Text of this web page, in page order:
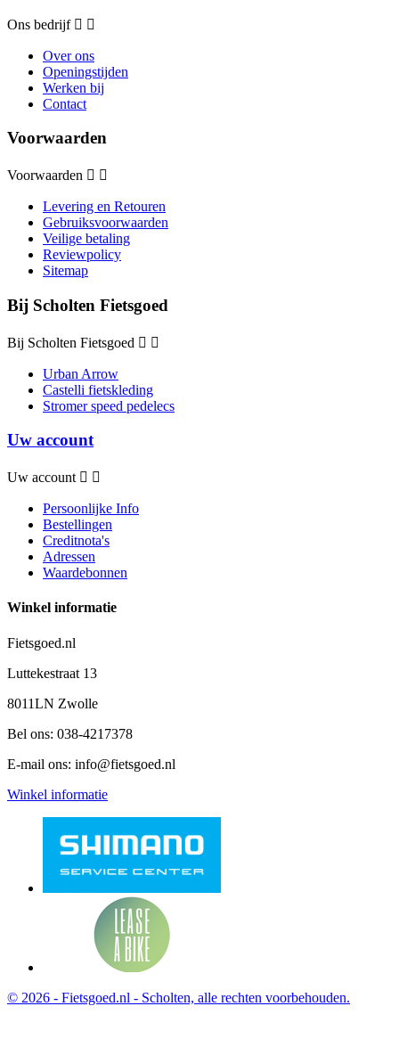
Ons bedrijf  
Over ons
Openingstijden
Werken bij
Contact
Voorwaarden
Voorwaarden  
Levering en Retouren
Gebruiksvoorwaarden
Veilige betaling
Reviewpolicy
Sitemap
Bij Scholten Fietsgoed
Bij Scholten Fietsgoed  
Urban Arrow
Castelli fietskleding
Stromer speed pedelecs
Uw account
Uw account  
Persoonlijke Info
Bestellingen
Creditnota's
Adressen
Waardebonnen
Winkel informatie
Fietsgoed.nl
Luttekestraat 13
8011LN Zwolle
Bel ons: 038-4217378
E-mail ons: info@fietsgoed.nl
Winkel informatie
© 2026 - Fietsgoed.nl - Scholten, alle rechten voorbehouden.